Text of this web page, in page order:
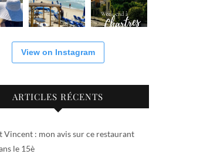
View on Instagram
ARTICLES RÉCENTS
Vincent : mon avis sur ce restaurant
le 15è